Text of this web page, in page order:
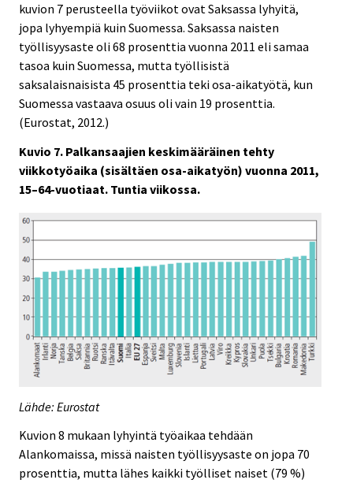
kuvion 7 perusteella työviikot ovat Saksassa lyhyitä,
jopa lyhyempiä kuin Suomessa. Saksassa naisten
työllisyysaste oli 68 prosenttia vuonna 2011 eli samaa
tasoa kuin Suomessa, mutta työllisistä
saksalaisnaisista 45 prosenttia teki osa-aikatyötä, kun
Suomessa vastaava osuus oli vain 19 prosenttia.
(Eurostat, 2012.)
Kuvio 7. Palkansaajien keskimääräinen tehty
viikkotyöaika (sisältäen osa-aikatyön) vuonna 2011,
15–64-vuotiaat. Tuntia viikossa.
Lähde: Eurostat
Kuvion 8 mukaan lyhyintä työaikaa tehdään
Alankomaissa, missä naisten työllisyysaste on jopa 70
prosenttia, mutta lähes kaikki työlliset naiset (79 %)